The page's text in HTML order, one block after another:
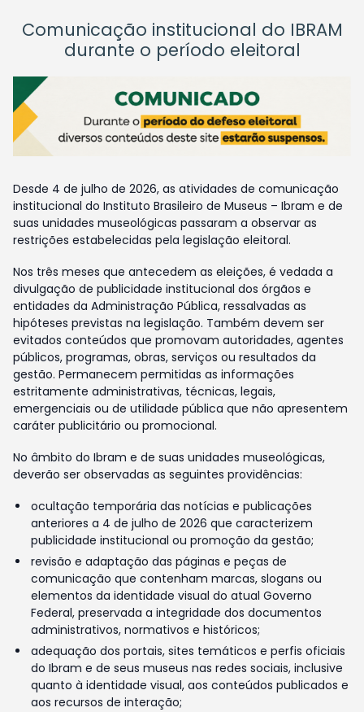
Comunicação institucional do IBRAM
durante o período eleitoral
Desde 4 de julho de 2026, as atividades de comunicação
institucional do Instituto Brasileiro de Museus – Ibram e de
suas unidades museológicas passaram a observar as
restrições estabelecidas pela legislação eleitoral.
Nos três meses que antecedem as eleições, é vedada a
divulgação de publicidade institucional dos órgãos e
entidades da Administração Pública, ressalvadas as
hipóteses previstas na legislação. Também devem ser
evitados conteúdos que promovam autoridades, agentes
públicos, programas, obras, serviços ou resultados da
gestão. Permanecem permitidas as informações
estritamente administrativas, técnicas, legais,
emergenciais ou de utilidade pública que não apresentem
caráter publicitário ou promocional.
No âmbito do Ibram e de suas unidades museológicas,
deverão ser observadas as seguintes providências:
ocultação temporária das notícias e publicações
anteriores a 4 de julho de 2026 que caracterizem
publicidade institucional ou promoção da gestão;
revisão e adaptação das páginas e peças de
comunicação que contenham marcas, slogans ou
elementos da identidade visual do atual Governo
Federal, preservada a integridade dos documentos
administrativos, normativos e históricos;
adequação dos portais, sites temáticos e perfis oficiais
do Ibram e de seus museus nas redes sociais, inclusive
quanto à identidade visual, aos conteúdos publicados e
aos recursos de interação;